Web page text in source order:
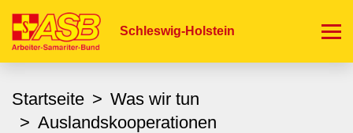
zum
Schleswig-Holstein
Startseite
Was wir tun
Auslandskooperationen